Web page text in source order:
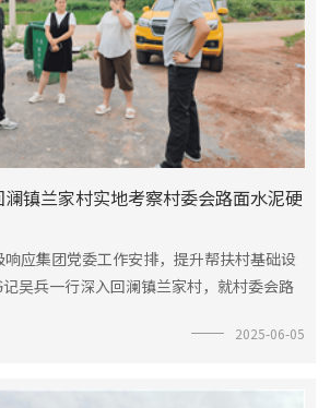
镇兰家村实地考察村委会路面水泥硬
应集团党委工作安排，提升帮扶村基础设
吴兵一行深入回澜镇兰家村，就村委会路
规划路面水泥硬化工程，确保项目顺利实
2025-06-05